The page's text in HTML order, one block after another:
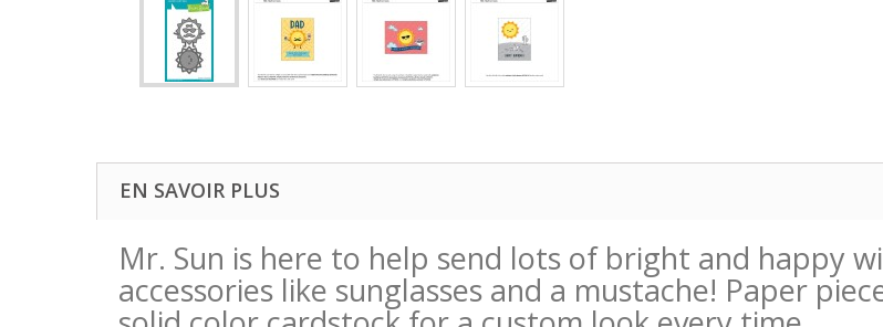
EN SAVOIR PLUS
Mr. Sun is here to help send lots of bright and happy
accessories like sunglasses and a mustache! Paper